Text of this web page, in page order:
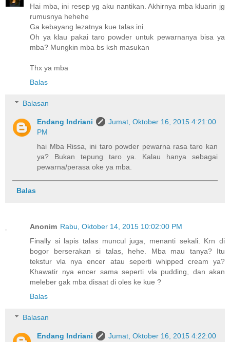
Hai mba, ini resep yg aku nantikan. Akhirnya mba kluarin jg
rumusnya hehehe
Ga kebayang lezatnya kue talas ini.
Oh ya klau pakai taro powder untuk pewarnanya bisa ya
mba? Mungkin mba bs ksh masukan
Thx ya mba
Balas
Balasan
Endang Indriani
Jumat, Oktober 16, 2015 4:21:00
PM
hai Mba Rissa, ini taro powder pewarna rasa taro kan
ya? Bukan tepung taro ya. Kalau hanya sebagai
pewarna/perasa oke ya mba.
Balas
Anonim Rabu, Oktober 14, 2015 10:02:00 PM
Finally si lapis talas muncul juga, menanti sekali. Krn di
bogor berserakan si talas, hehe. Mba mau tanya? Itu
tekstur vla nya encer atau seperti whipped cream ya?
Khawatir nya encer sama seperti vla pudding, dan akan
meleber gak mba disaat di oles ke kue ?
Balas
Balasan
Endang Indriani Jumat, Oktober 16, 2015 4:22:00